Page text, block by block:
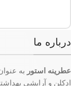
درباره ما
عطرینه استور به